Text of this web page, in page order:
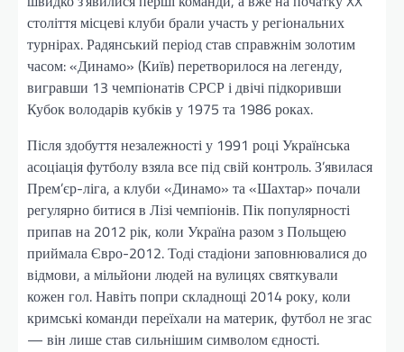
століття місцеві клуби брали участь у регіональних
турнірах. Радянський період став справжнім золотим
часом: «Динамо» (Київ) перетворилося на легенду,
вигравши 13 чемпіонатів СРСР і двічі підкоривши
Кубок володарів кубків у 1975 та 1986 роках.
Після здобуття незалежності у 1991 році Українська
асоціація футболу взяла все під свій контроль. З’явилася
Прем’єр-ліга, а клуби «Динамо» та «Шахтар» почали
регулярно битися в Лізі чемпіонів. Пік популярності
припав на 2012 рік, коли Україна разом з Польщею
приймала Євро-2012. Тоді стадіони заповнювалися до
відмови, а мільйони людей на вулицях святкували
кожен гол. Навіть попри складнощі 2014 року, коли
кримські команди переїхали на материк, футбол не згас
— він лише став сильнішим символом єдності.